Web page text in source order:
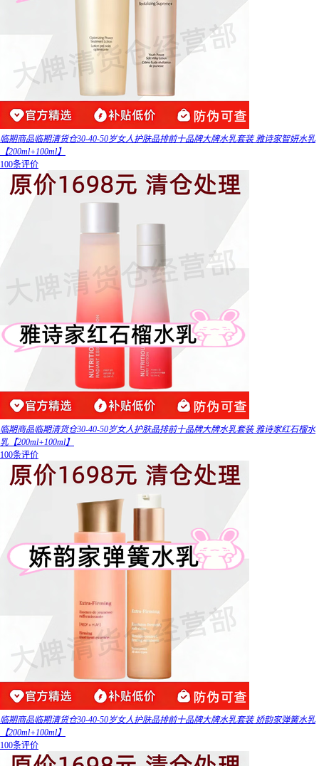
临期商品临期清货仓30-40-50岁女人护肤品排前十品牌大牌水乳套装 雅诗家智妍水乳
【200ml+100ml】
100条评价
临期商品临期清货仓30-40-50岁女人护肤品排前十品牌大牌水乳套装 雅诗家红石榴水
乳【200ml+100ml】
100条评价
临期商品临期清货仓30-40-50岁女人护肤品排前十品牌大牌水乳套装 娇韵家弹簧水乳
【200ml+100ml】
100条评价